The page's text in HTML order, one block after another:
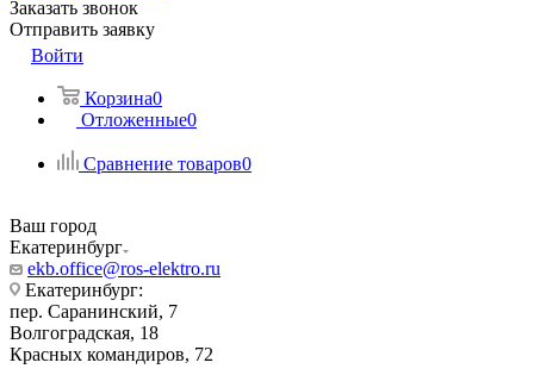
Заказать звонок
Отправить заявку
Войти
Корзина0
Отложенные0
Сравнение товаров0
Ваш город
Екатеринбург
ekb.office@ros-elektro.ru
Екатеринбург:
пер. Саранинский, 7
Волгоградская, 18
Красных командиров, 72